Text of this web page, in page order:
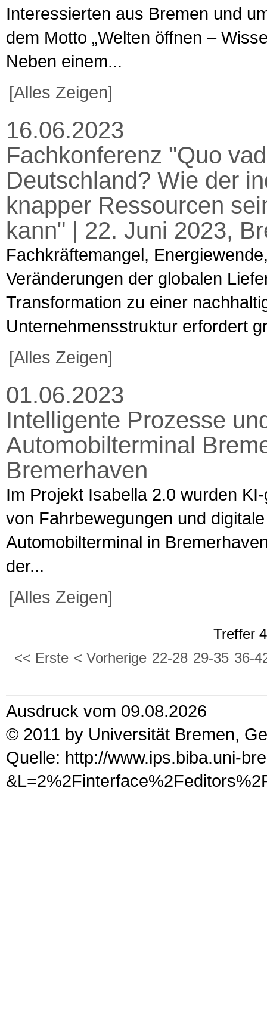
Interessierten aus Bremen und
dem Motto „Welten öffnen –
Neben einem...
[Alles Zeigen]
16.06.2023
Fachkonferenz "Quo
Deutschland? Wie der
knapper Ressourcen
kann" | 22. Juni 2023,
Fachkräftemangel,
Veränderungen der globalen
Transformation zu einer
Unternehmensstruktur erfordert
[Alles Zeigen]
01.06.2023
Intelligente Prozesse
Automobilterminal
Bremerhaven
Im Projekt Isabella 2.0 wurden
von Fahrbewegungen und
Automobilterminal in
der...
[Alles Zeigen]
Treffer
<< Erste < Vorherige 22-28 29-35 36-
Ausdruck vom 09.08.2026
© 2011 by Universität Bremen,
Quelle: http://www.ips.biba.uni-